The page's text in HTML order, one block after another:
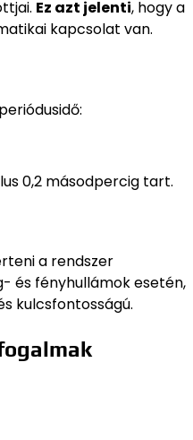
Ez azt jelenti, hogy a
kapcsolat van.
0,2 másodpercig tart.
a rendszer
és fényhullámok esetén,
kulcsfontosságú.